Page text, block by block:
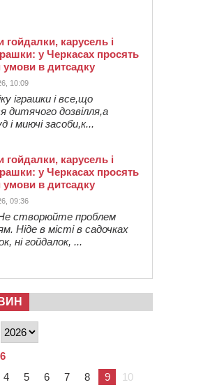
гойдалки, карусель і
у Черкасах просять
в дитсадку
10:09
іграшки і все,що
дитячого дозвілля,а
і миючі засоби,к...
гойдалки, карусель і
у Черкасах просять
в дитсадку
09:36
створюйте проблем
Ніде в місті в садочках
ні гойдалок, ...
4 5 6 7 8 9 10